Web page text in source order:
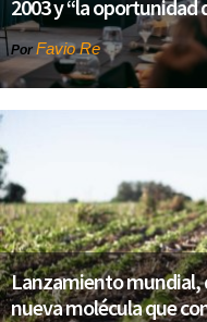
2003 y “la oportunidad
Por Favio Re
Lanzamiento mundial,
nueva molécula que